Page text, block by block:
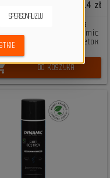
ilość
72,14 zł
Środek do czyszczenia
rowerowego Dynamic
Care Bio Drivetrain Detox
DO KOSZYKA
SPERSONALIZUJ